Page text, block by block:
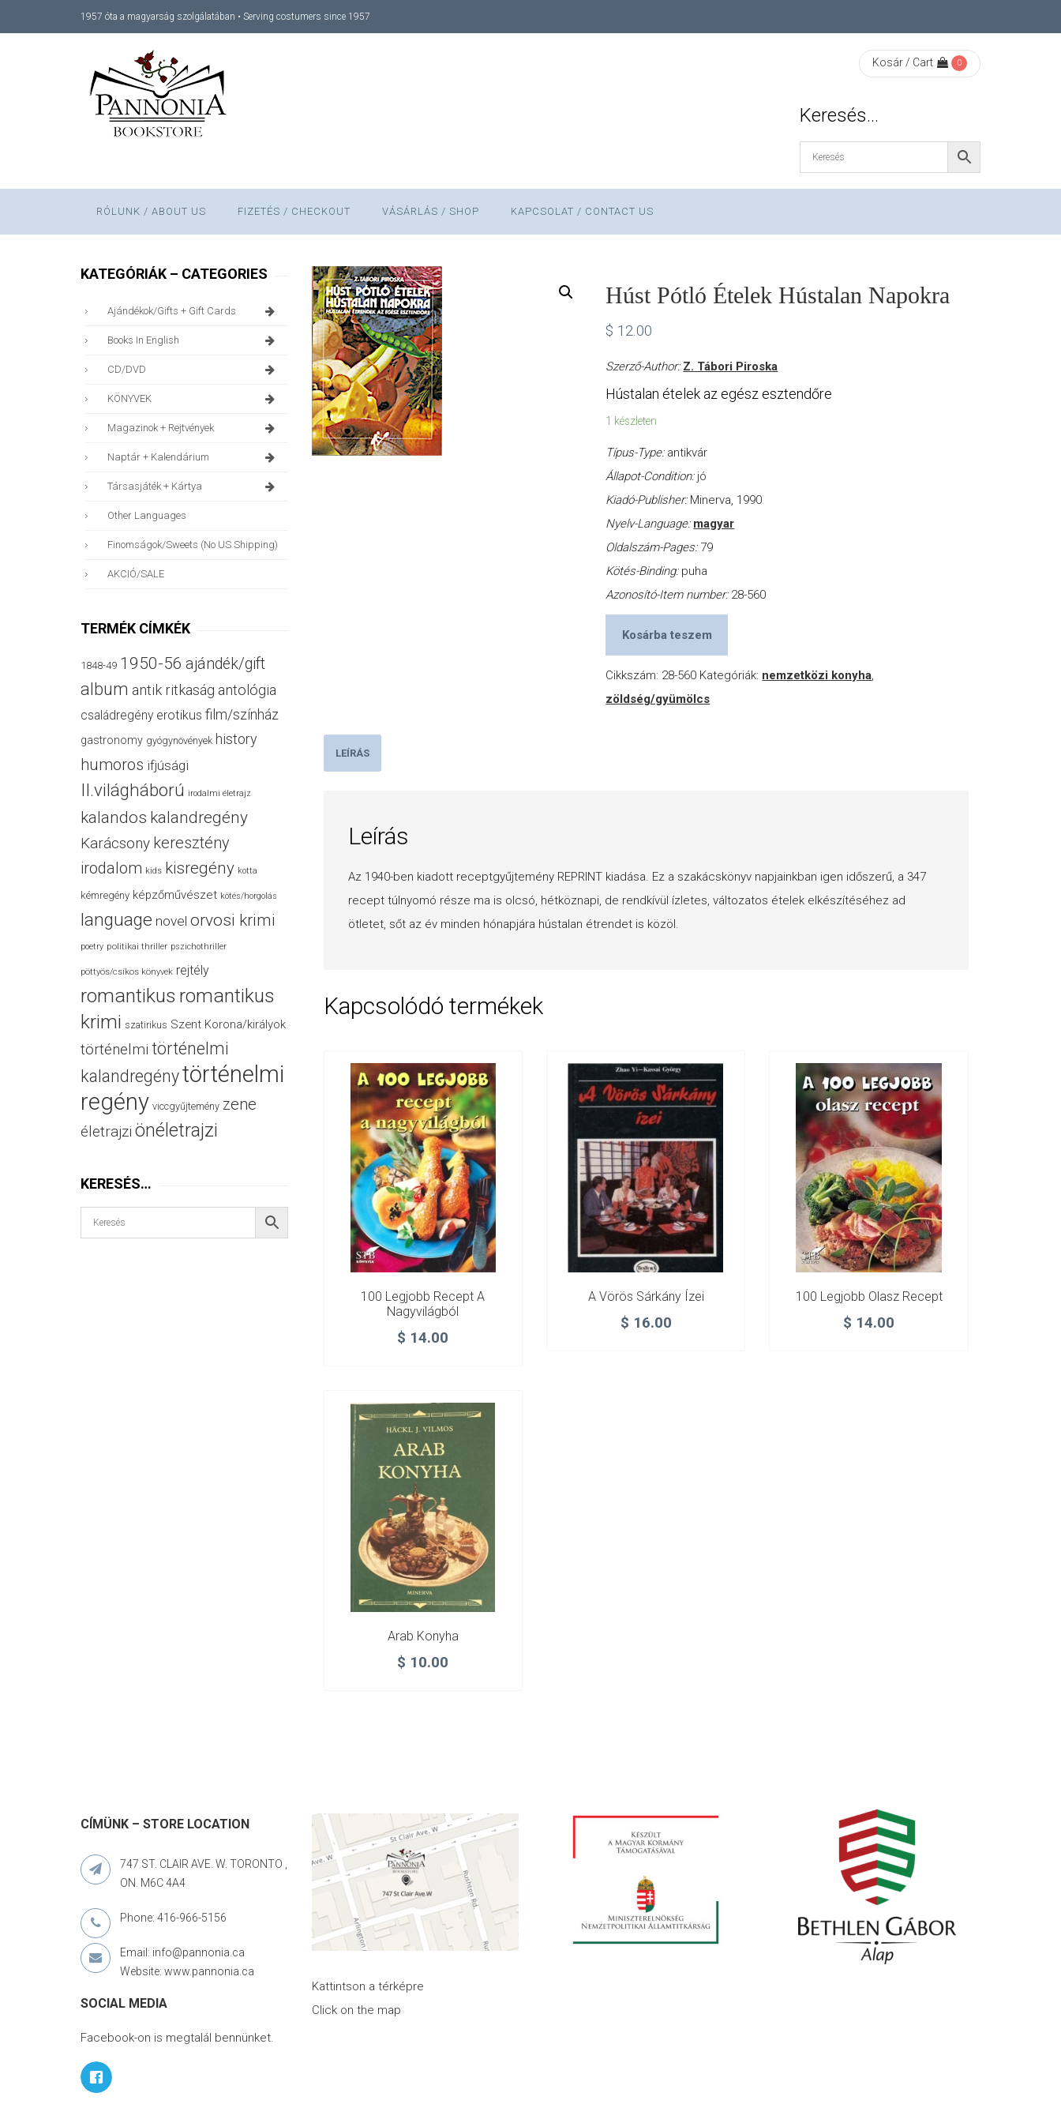
1957 óta a magyarság szolgálatában • Serving costumers since 1957
Kosár / Cart 0
Keresés…
RÓLUNK / ABOUT US FIZETÉS / CHECKOUT VÁSÁRLÁS / SHOP KAPCSOLAT / CONTACT US
Húst Pótló Ételek Hústalan Napokra
$ 12.00
Szerző-Author: Z. Tábori Piroska
Hústalan ételek az egész esztendőre
1 készleten
Típus-Type: antikvár
Állapot-Condition: jó
Kiadó-Publisher: Minerva, 1990
Nyelv-Language: magyar
Oldalszám-Pages: 79
Kötés-Binding: puha
Azonosító-Item number: 28-560
Kosárba teszem
Cikkszám: 28-560 Kategóriák: nemzetközi konyha,
zöldség/gyümölcs
LEÍRÁS
Leírás
Az 1940-ben kiadott receptgyűjtemény REPRINT kiadása. Ez a szakácskönyv napjainkban igen időszerű, a 347
recept túlnyomó része ma is olcsó, hétköznapi, de rendkívül ízletes, változatos ételek elkészítéséhez ad
ötletet, sőt az év minden hónapjára hústalan étrendet is közöl.
Kapcsolódó termékek
100 Legjobb Recept A
Nagyvilágból
$ 14.00
A Vörös Sárkány Ízei
$ 16.00
100 Legjobb Olasz Recept
$ 14.00
Arab Konyha
$ 10.00
KATEGÓRIÁK – CATEGORIES
Ajándékok/gifts + Gift Cards
Books In English
CD/DVD
KÖNYVEK
Magazinok + Rejtvények
Naptár + Kalendárium
Társasjáték + Kártya
Other Languages
Finomságok/sweets (no US Shipping)
AKCIÓ/SALE
TERMÉK CÍMKÉK
1848-49 1950-56 ajándék/gift
album antik ritkaság antológia
családregény erotikus film/színház
gastronomy gyógynövények history
humoros ifjúsági
II.világháború irodalmi életrajz
kalandos kalandregény
Karácsony keresztény
irodalom kids kisregény kotta
kémregény képzőművészet kötés/horgolás
language novel orvosi krimi
poetry politikai thriller pszichothriller
pöttyös/csíkos könyvek rejtély
romantikus romantikus
krimi szatirikus Szent Korona/királyok
történelmi történelmi
kalandregénytörténelmi
regény viccgyűjtemény zene
életrajzi önéletrajzi
KERESÉS…
CÍMÜNK – STORE LOCATION
747 ST. CLAIR AVE. W. TORONTO ,
ON. M6C 4A4
Phone: 416-966-5156
Email: info@pannonia.ca
Website: www.pannonia.ca
SOCIAL MEDIA
Facebook-on is megtalál bennünket.
Kattintson a térképre
Click on the map